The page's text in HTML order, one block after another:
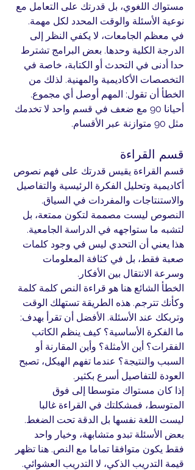
مستواك اللغوي، بل قدرتك على التعامل مع
نوعية الأسئلة والوقت المحدد لكل مهمة.
في معظم الجامعات، لا يكفي النظر إلى
الدرجة الكلية وحدها. بعض البرامج تشترط
حدا أدنى في التحدث أو الكتابة، خاصة في
التخصصات الأكاديمية والمهنية. لذلك من
الخطأ أن تقول: المهم أوصل أي مجموع.
أحيانا 90 مع ضعف في قسم واحد لا تخدمك
مثل 90 متوازنة عبر الأقسام.
قسم القراءة
قسم القراءة يقيس قدرتك على فهم نصوص
أكاديمية وتحليل الفكرة الرئيسية والتفاصيل
والاستنتاجات والمفردات في السياق.
النصوص ليست مصممة لتكون ممتعة، بل
لتشبه ما ستواجهه في الدراسة الجامعية.
هذا يعني أن التحدي ليس في وجود كلمات
صعبة فقط، بل في كثافة المعلومات
وسرعة الانتقال بين الأفكار.
الخطأ الشائع هنا هو قراءة النص كلمة كلمة
وكأنك تترجم. هذه الطريقة تستهلك الوقت
وتربكك عند الأسئلة. الأفضل أن تقرأ بهدف:
ما الفكرة الأساسية؟ كيف ينظم الكاتب
الفقرات؟ أين الأمثلة؟ وأين المقارنة أو
السبب والنتيجة؟ عندما تفهم الهيكل، تصبح
العودة للتفاصيل أسرع بكثير.
إذا كان مستواك متوسطا إلى فوق
المتوسط، فمشكلتك في القراءة غالبا
ليست اللغة نفسها بل الدقة تحت الضغط.
بعض الأسئلة تبدو متشابهة، وخيار واحد
فقط يكون متوافقا تماما مع النص. هنا تظهر
قيمة التدريب الذكي، لا التدريب العشوائي.